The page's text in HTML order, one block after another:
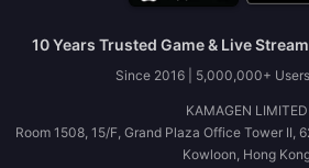
10 Years Trusted Game & Live
Since 2016 | 5,000,000+
KAMAGEN LIMITED
Room 1508, 15/F, Grand Plaza Office Tower II,
Kowloon, Hong